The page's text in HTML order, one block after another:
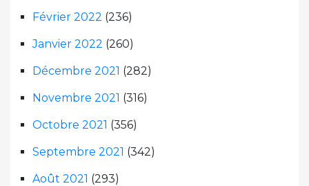
Février 2022 (236)
Janvier 2022 (260)
Décembre 2021 (282)
Novembre 2021 (316)
Octobre 2021 (356)
Septembre 2021 (342)
Août 2021 (293)